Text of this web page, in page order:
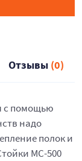
Отзывы (0)
с помощью
надо
полок и
МС-500